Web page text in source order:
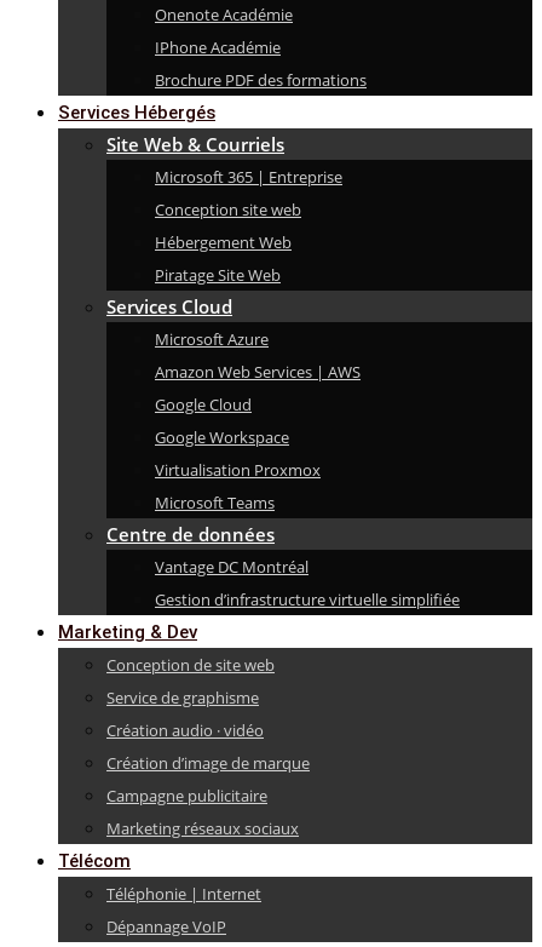
Onenote Académie
IPhone Académie
Brochure PDF des formations
Services Hébergés
Site Web & Courriels
Microsoft 365 | Entreprise
Conception site web
Hébergement Web
Piratage Site Web
Services Cloud
Microsoft Azure
Amazon Web Services | AWS
Google Cloud
Google Workspace
Virtualisation Proxmox
Microsoft Teams
Centre de données
Vantage DC Montréal
Gestion d’infrastructure virtuelle simplifiée
Marketing & Dev
Conception de site web
Service de graphisme
Création audio · vidéo
Création d’image de marque
Campagne publicitaire
Marketing réseaux sociaux
Télécom
Téléphonie | Internet
Dépannage VoIP